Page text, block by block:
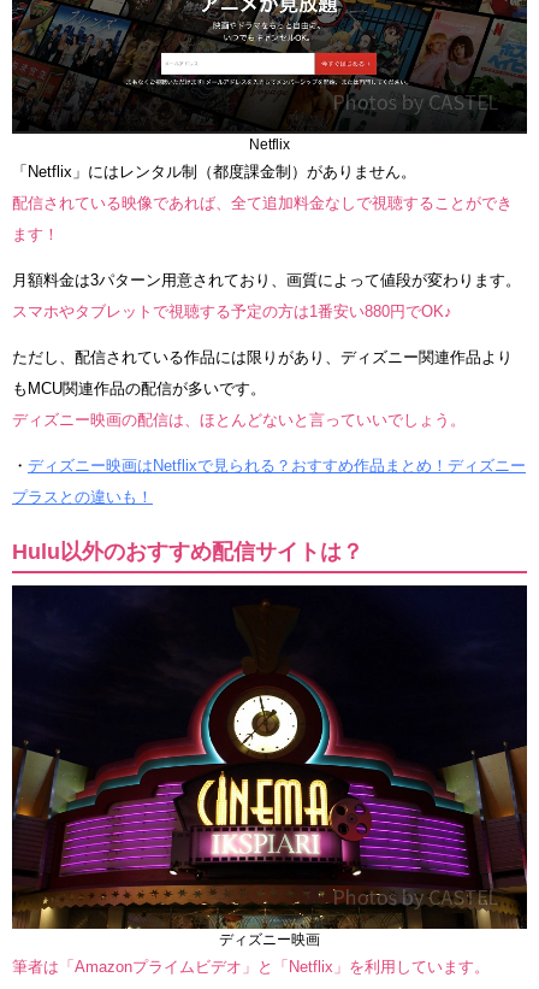
Netflix
「Netflix」にはレンタル制（都度課金制）がありません。
配信されている映像であれば、全て追加料金なしで視聴することができ
ます！
月額料金は3パターン用意されており、画質によって値段が変わります。
スマホやタブレットで視聴する予定の方は1番安い880円でOK♪
ただし、配信されている作品には限りがあり、ディズニー関連作品より
もMCU関連作品の配信が多いです。
ディズニー映画の配信は、ほとんどないと言っていいでしょう。
・ ディズニー映画はNetflixで見られる？おすすめ作品まとめ！ディズニー
プラスとの違いも！
Hulu以外のおすすめ配信サイトは？
ディズニー映画
筆者は「Amazonプライムビデオ」と「Netflix」を利用しています。